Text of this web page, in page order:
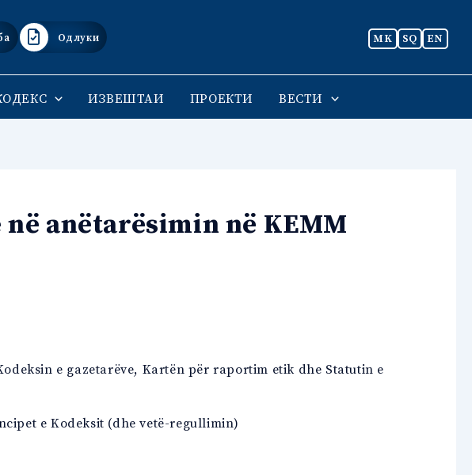
Одлуки MK SQ EN
ИЗВЕШТАИ ПРОЕКТИ ВЕСТИ
anëtarësimin në KEMM
e gazetarëve, Kartën për raportim etik dhe Statutin e
e Kodeksit (dhe vetë-regullimin)